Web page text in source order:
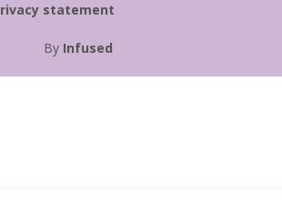
statement
By Infused